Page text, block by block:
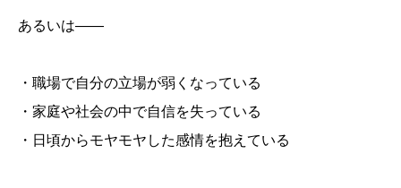
あるいは——
・職場で自分の立場が弱くなっている
・家庭や社会の中で自信を失っている
・日頃からモヤモヤした感情を抱えている